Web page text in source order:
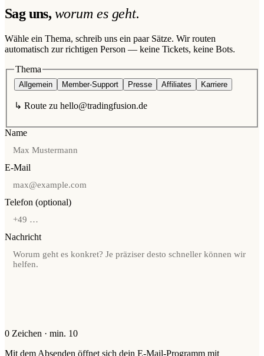
Sag uns, worum es geht.
Wähle ein Thema, schreib uns ein paar Sätze. Wir routen
automatisch zur richtigen Person — keine Tickets, keine Bots.
Thema
Allgemein Member-Support Presse Affiliates Karriere
↳ Route zu hello@tradingfusion.de
Name
E-Mail
Telefon (optional)
Nachricht
0 Zeichen · min. 10
Mit dem Absenden öffnet sich dein E-Mail-Programm mit